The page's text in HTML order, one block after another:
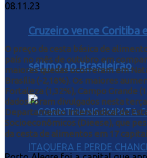
Cruzeiro vence Coritiba
sétimo no Brasileirão
08.11.23
O preço da cesta básica de
país no mês de outubro em
maiores quedas ocorreram em
Brasília (-2,18%). Os maiores
Fortaleza (1,32%), Campo Grande
dados foram divulgados nesta
Departamento Intersindical de
Socioeconômicos (Dieese), que
da cesta de alimentos em 17